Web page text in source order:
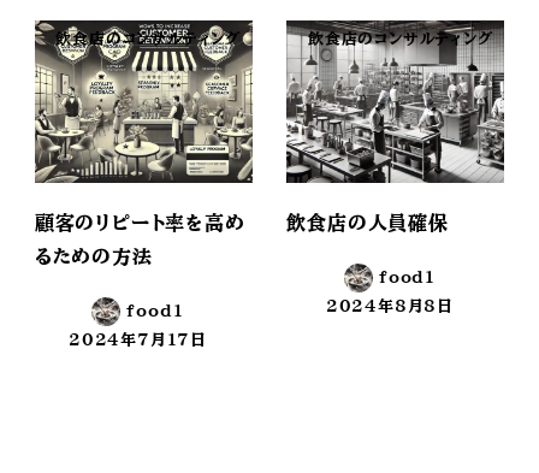
飲食店のコンサルティング
顧客のリピート率を高め
るための方法
food1
2024年7月17日
飲食店のコンサルティング
飲食店の人員確保
food1
2024年8月8日